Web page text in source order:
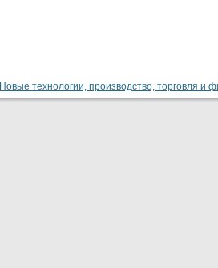
Новые технологии, производство, торговля и